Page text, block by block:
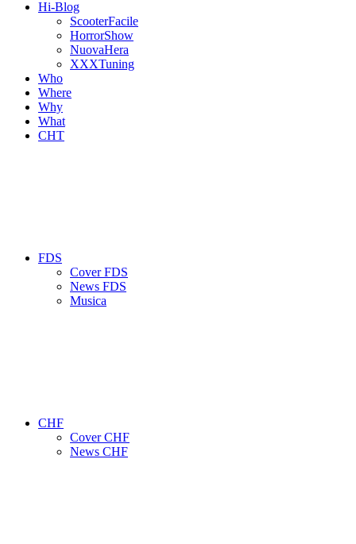
Hi-Blog
ScooterFacile
HorrorShow
NuovaHera
XXXTuning
Who
Where
Why
What
CHT
FDS
Cover FDS
News FDS
Musica
CHF
Cover CHF
News CHF